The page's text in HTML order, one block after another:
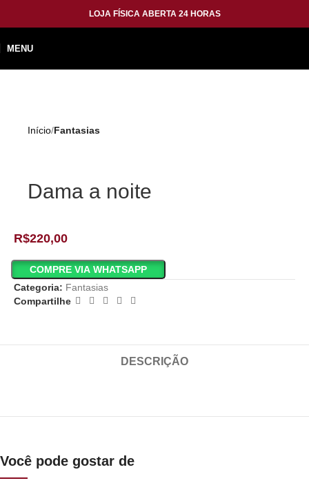
LOJA FÍSICA ABERTA 24 HORAS
MENU
Início Fantasias
Dama a noite
R$220,00
COMPRE VIA WHATSAPP
Categoria: Fantasias
Compartilhe
DESCRIÇÃO
Você pode gostar de